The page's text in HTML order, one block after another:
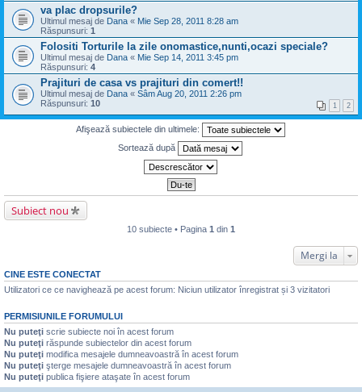
va plac dropsurile?
Ultimul mesaj de Dana « Mie Sep 28, 2011 8:28 am
Răspunsuri: 1
Folositi Torturile la zile onomastice,nunti,ocazi speciale?
Ultimul mesaj de Dana « Mie Sep 14, 2011 3:45 pm
Răspunsuri: 4
Prajituri de casa vs prajituri din comert!!
Ultimul mesaj de Dana « Sâm Aug 20, 2011 2:26 pm
Răspunsuri: 10 1 2
Afişează subiectele din ultimele:
Sortează după
Subiect nou
10 subiecte • Pagina 1 din 1
Mergi la
CINE ESTE CONECTAT
Utilizatori ce ce navighează pe acest forum: Niciun utilizator înregistrat și 3 vizitatori
PERMISIUNILE FORUMULUI
Nu puteţi scrie subiecte noi în acest forum
Nu puteţi răspunde subiectelor din acest forum
Nu puteţi modifica mesajele dumneavoastră în acest forum
Nu puteţi şterge mesajele dumneavoastră în acest forum
Nu puteţi publica fişiere ataşate în acest forum